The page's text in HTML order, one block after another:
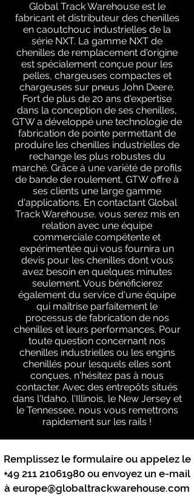
Global Track Warehouse est le
fabricant et distributeur des chenilles
en caoutchouc industrielles de la
série NXT. La gamme NXT de
chenilles de remplacement d'origine
est spécialement conçue pour les
pelles, chargeuses compactes et
chargeuses sur pneus John Deere.
Fort de plus de 20 ans d'expertise
dans la conception de ses chenilles,
GTW a développé une technologie de
fabrication de pointe permettant de
produire les chenilles industrielles de
rechange les plus robustes du
marché. Grâce à une variété de profils
de bande de roulement, GTW offre à
ses clients une large gamme
d'applications. En contactant Global
Track Warehouse, vous serez mis en
relation avec une équipe
commerciale compétente et
expérimentée qui vous fournira un
devis pour les chenilles dont vous
avez besoin en quelques minutes
seulement. Vous bénéficierez
également du service d'une équipe
qui maîtrise parfaitement le
processus de fabrication de nos
chenilles et leurs performances. Pour
toute question concernant nos
chenilles industrielles ou les engins
chenillés pour lesquels elles sont
conçues, n'hésitez pas à nous
contacter. Avec des entrepôts situés
dans l'Idaho, l'Illinois, le New Jersey et
le Tennessee, nous vous remettrons
rapidement sur les rails !
Remplissez le formulaire ou appelez le
+49 211 21061980 ou envoyez un e-mail
à europe@globaltrackwarehouse.com